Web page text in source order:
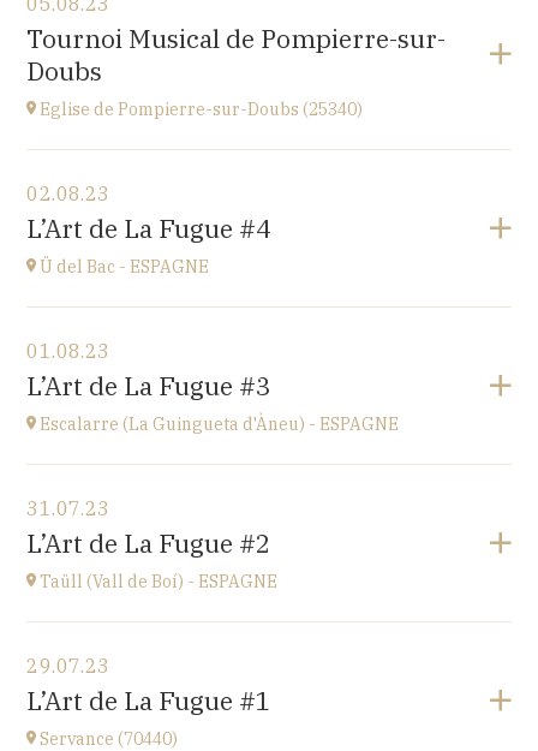
Ancy-le-Franc (89160)
Le Château d’Ancy-le-Franc, 18 Place Clermont-
Tonnerre, 89160 Ancy-le-Franc
Accéder au site
Tournoi Musical de Pompierre-sur-
Doubs
Eglise de Pompierre-sur-Doubs (25340)
Eglise de Pompierre-sur-Doubs (25340)
3 chemin de l'église
à17H
02.08.23
L’Art de La Fugue #4
Ü del Bac - ESPAGNE
Ü del Bac - ESPAGNE
Vall del Bac
à21H00
01.08.23
L’Art de La Fugue #3
Escalarre (La Guingueta d'Àneu) - ESPAGNE
Escalarre (La Guingueta d'Àneu) - ESPAGNE
église
à21H00
31.07.23
L’Art de La Fugue #2
Taüll (Vall de Boí) - ESPAGNE
Taüll (Vall de Boí) - ESPAGNE
église
à 21H00
29.07.23
L’Art de La Fugue #1
Servance (70440)